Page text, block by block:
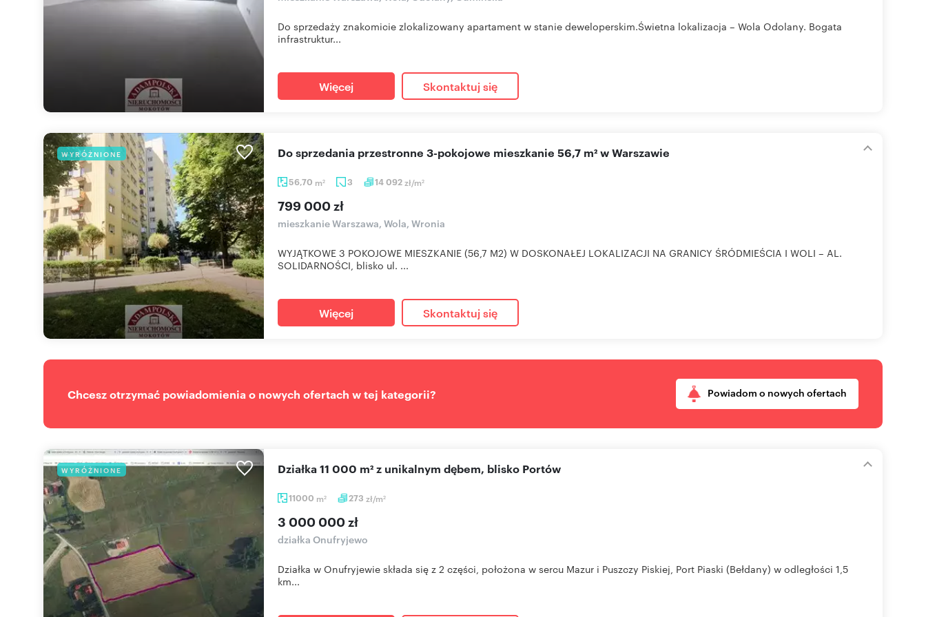
Do sprzedaży znakomicie zlokalizowany apartament w stanie deweloperskim.Świetna lokalizacja – Wola Odolany. Bogata
infrastruktur...
Więcej Skontaktuj się
WYRÓŻNIONE
56,70 m2 3 14 092zł/m2
Do sprzedania przestronne 3-pokojowe mieszkanie 56,7 m² w Warszawie
799 000 zł
mieszkanie Warszawa, Wola, Wronia
WYJĄTKOWE 3 POKOJOWE MIESZKANIE (56,7 M2) W DOSKONAŁEJ LOKALIZACJI NA GRANICY ŚRÓDMIEŚCIA I WOLI – AL.
SOLIDARNOŚCI, blisko ul. ...
Więcej Skontaktuj się
Chcesz otrzymać powiadomienia o nowych ofertach w tej kategorii? Powiadom o nowych ofertach
WYRÓŻNIONE
11000 m2 273 zł/m2
Działka 11 000 m² z unikalnym dębem, blisko Portów
3 000 000 zł
działka Onufryjewo
Działka w Onufryjewie składa się z 2 części, położona w sercu Mazur i Puszczy Piskiej, Port Piaski (Bełdany) w odległości 1,5
km...